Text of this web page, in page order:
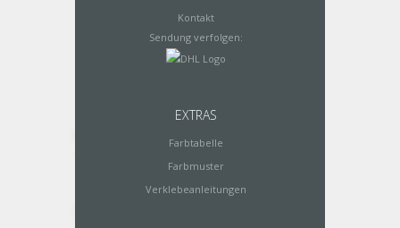
Kontakt
Sendung verfolgen:
EXTRAS
Farbtabelle
Farbmuster
Verklebeanleitungen